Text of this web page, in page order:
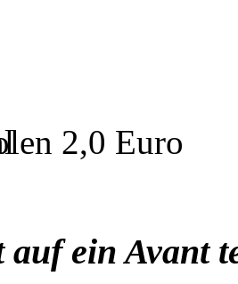
2,0 Euro
ein Avant